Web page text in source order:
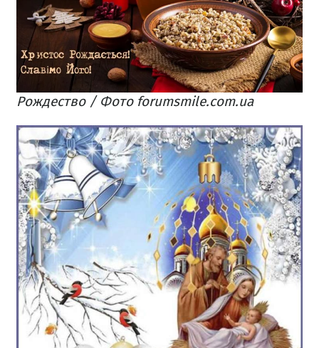
Рождество / Фото forumsmile.com.ua